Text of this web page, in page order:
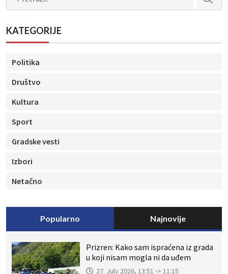
KATEGORIJE
Politika
Društvo
Kultura
Sport
Gradske vesti
Izbori
Netačno
Popularno Najnovije
Prizren: Kako sam ispraćena iz grada
u koji nisam mogla ni da uđem
27. July 2026, 13:51 -> 11:15